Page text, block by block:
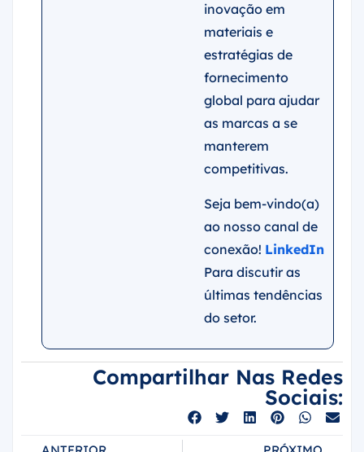
inovação em
materiais e
estratégias de
fornecimento
global para ajudar
as marcas a se
manterem
competitivas.
Seja bem-vindo(a)
ao nosso canal de
conexão! LinkedIn
Para discutir as
últimas tendências
do setor.
Compartilhar Nas Redes
Sociais: